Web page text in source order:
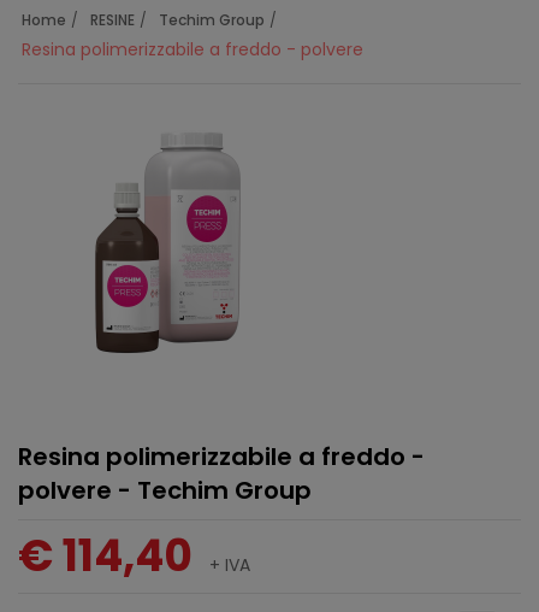
Home RESINE Techim Group
Resina polimerizzabile a freddo - polvere
Resina polimerizzabile a freddo -
polvere - Techim Group
€ 114,40 + IVA